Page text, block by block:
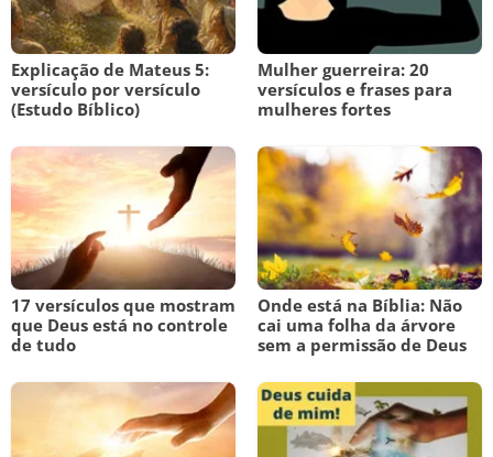
Explicação de Mateus 5:
versículo por versículo
(Estudo Bíblico)
Mulher guerreira: 20
versículos e frases para
mulheres fortes
17 versículos que mostram
que Deus está no controle
de tudo
Onde está na Bíblia: Não
cai uma folha da árvore
sem a permissão de Deus